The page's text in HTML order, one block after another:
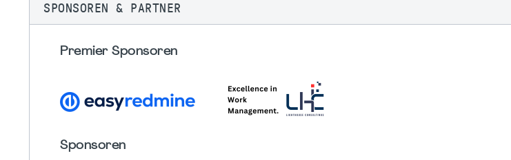
SPONSOREN & PARTNER
Premier Sponsoren
Sponsoren